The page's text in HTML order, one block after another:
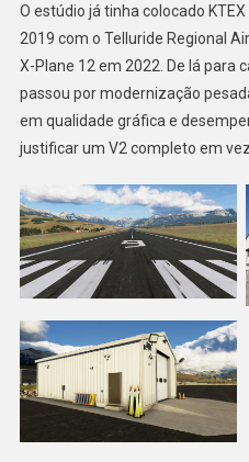
O estúdio já tinha colocado
2019 com o Telluride Regional
X-Plane 12 em 2022. De lá para
passou por modernização
em qualidade gráfica e
justificar um V2 completo em